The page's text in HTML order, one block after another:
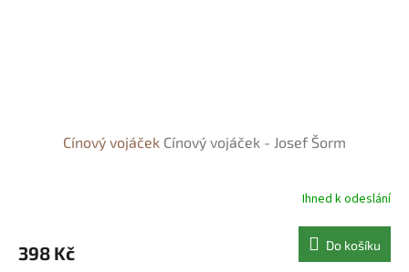
Cínový vojáček Cínový vojáček - Josef Šorm
Ihned k odeslání
398 Kč Do košíku